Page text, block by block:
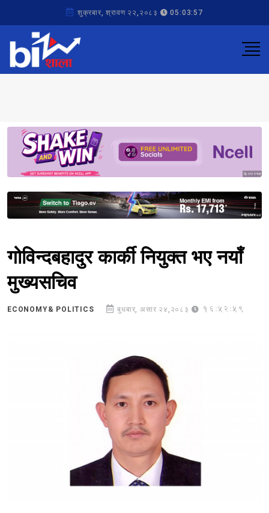
शुक्रबार, श्रावण २२,२०८३ 05:03:57
Sponsored
Sponsored
गोविन्दबहादुर कार्की नियुक्त भए नयाँ
मुख्यसचिव
ECONOMY& POLITICS बुधबार, असार २४,२०८३ 16:52:59